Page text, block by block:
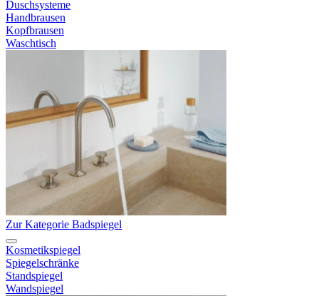
Duschsysteme
Handbrausen
Kopfbrausen
Waschtisch
Zur Kategorie Badspiegel
Kosmetikspiegel
Spiegelschränke
Standspiegel
Wandspiegel